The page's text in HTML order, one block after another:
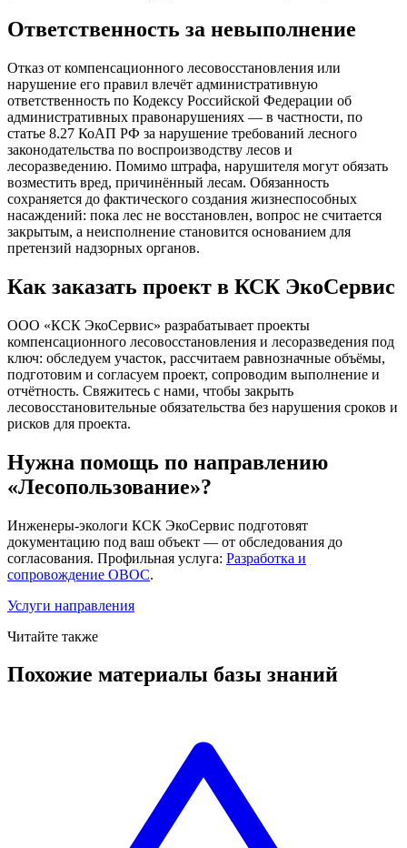
Ответственность за невыполнение
Отказ от компенсационного лесовосстановления или
нарушение его правил влечёт административную
ответственность по Кодексу Российской Федерации об
административных правонарушениях — в частности, по
статье 8.27 КоАП РФ за нарушение требований лесного
законодательства по воспроизводству лесов и
лесоразведению. Помимо штрафа, нарушителя могут обязать
возместить вред, причинённый лесам. Обязанность
сохраняется до фактического создания жизнеспособных
насаждений: пока лес не восстановлен, вопрос не считается
закрытым, а неисполнение становится основанием для
претензий надзорных органов.
Как заказать проект в КСК ЭкоСервис
ООО «КСК ЭкоСервис» разрабатывает проекты
компенсационного лесовосстановления и лесоразведения под
ключ: обследуем участок, рассчитаем равнозначные объёмы,
подготовим и согласуем проект, сопроводим выполнение и
отчётность. Свяжитесь с нами, чтобы закрыть
лесовосстановительные обязательства без нарушения сроков и
рисков для проекта.
Нужна помощь по направлению
«Лесопользование»?
Инженеры-экологи КСК ЭкоСервис подготовят
документацию под ваш объект — от обследования до
согласования. Профильная услуга: Разработка и
сопровождение ОВОС.
Услуги направления
Читайте также
Похожие материалы базы знаний